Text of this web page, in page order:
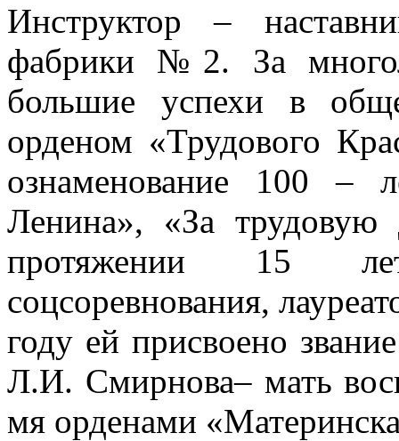
Инструктор –
фабрики №2. За
большие успехи в
орденом «Трудового
ознаменование 100 –
Ленина», «За
протяжении 15
соцсоревнования,
году ей присвоено
Л.И. Смирнова– мать
мя орденами